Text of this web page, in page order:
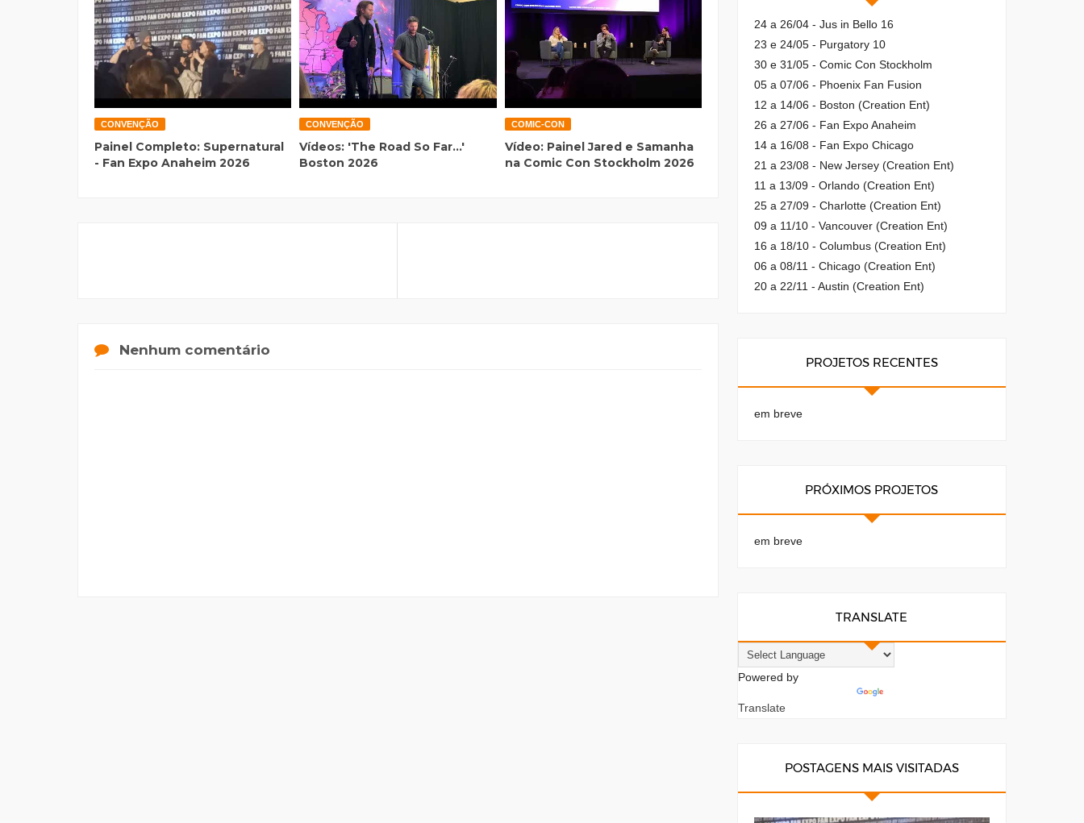
CONVENÇÃO
Painel Completo: Supernatural
- Fan Expo Anaheim 2026
CONVENÇÃO
Vídeos: 'The Road So Far...'
Boston 2026
COMIC-CON
Vídeo: Painel Jared e Samanha
na Comic Con Stockholm 2026
Nenhum comentário
24 a 26/04 - Jus in Bello 16
23 e 24/05 - Purgatory 10
30 e 31/05 - Comic Con Stockholm
05 a 07/06 - Phoenix Fan Fusion
12 a 14/06 - Boston (Creation Ent)
26 a 27/06 - Fan Expo Anaheim
14 a 16/08 - Fan Expo Chicago
21 a 23/08 - New Jersey (Creation Ent)
11 a 13/09 - Orlando (Creation Ent)
25 a 27/09 - Charlotte (Creation Ent)
09 a 11/10 - Vancouver (Creation Ent)
16 a 18/10 - Columbus (Creation Ent)
06 a 08/11 - Chicago (Creation Ent)
20 a 22/11 - Austin (Creation Ent)
PROJETOS RECENTES
em breve
PRÓXIMOS PROJETOS
em breve
TRANSLATE
Powered by
Translate
POSTAGENS MAIS VISITADAS